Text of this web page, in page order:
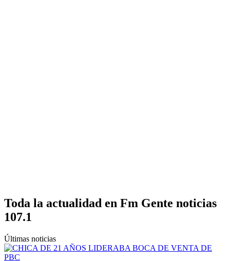
Toda la actualidad en Fm Gente noticias
107.1
Últimas noticias